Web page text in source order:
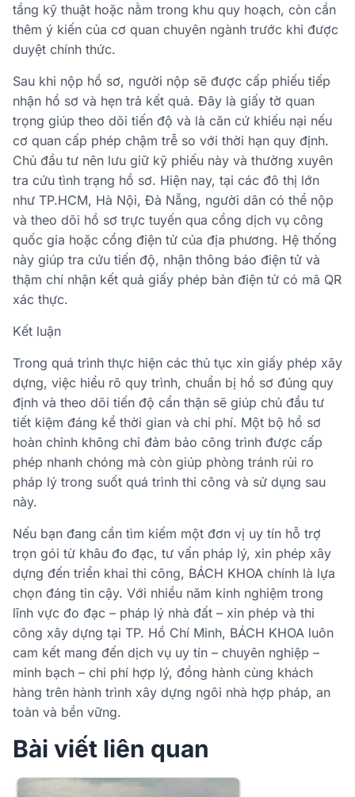
tầng kỹ thuật hoặc nằm trong khu quy hoạch, còn cần
thêm ý kiến của cơ quan chuyên ngành trước khi được
duyệt chính thức.
Sau khi nộp hồ sơ, người nộp sẽ được cấp phiếu tiếp
nhận hồ sơ và hẹn trả kết quả. Đây là giấy tờ quan
trọng giúp theo dõi tiến độ và là căn cứ khiếu nại nếu
cơ quan cấp phép chậm trễ so với thời hạn quy định.
Chủ đầu tư nên lưu giữ kỹ phiếu này và thường xuyên
tra cứu tình trạng hồ sơ. Hiện nay, tại các đô thị lớn
như TP.HCM, Hà Nội, Đà Nẵng, người dân có thể nộp
và theo dõi hồ sơ trực tuyến qua cổng dịch vụ công
quốc gia hoặc cổng điện tử của địa phương. Hệ thống
này giúp tra cứu tiến độ, nhận thông báo điện tử và
thậm chí nhận kết quả giấy phép bản điện tử có mã QR
xác thực.
Kết luận
Trong quá trình thực hiện các thủ tục xin giấy phép xây
dựng, việc hiểu rõ quy trình, chuẩn bị hồ sơ đúng quy
định và theo dõi tiến độ cẩn thận sẽ giúp chủ đầu tư
tiết kiệm đáng kể thời gian và chi phí. Một bộ hồ sơ
hoàn chỉnh không chỉ đảm bảo công trình được cấp
phép nhanh chóng mà còn giúp phòng tránh rủi ro
pháp lý trong suốt quá trình thi công và sử dụng sau
này.
Nếu bạn đang cần tìm kiếm một đơn vị uy tín hỗ trợ
trọn gói từ khâu đo đạc, tư vấn pháp lý, xin phép xây
dựng đến triển khai thi công, BÁCH KHOA chính là lựa
chọn đáng tin cậy. Với nhiều năm kinh nghiệm trong
lĩnh vực đo đạc – pháp lý nhà đất – xin phép và thi
công xây dựng tại TP. Hồ Chí Minh, BÁCH KHOA luôn
cam kết mang đến dịch vụ uy tín – chuyên nghiệp –
minh bạch – chi phí hợp lý, đồng hành cùng khách
hàng trên hành trình xây dựng ngôi nhà hợp pháp, an
toàn và bền vững.
Bài viết liên quan